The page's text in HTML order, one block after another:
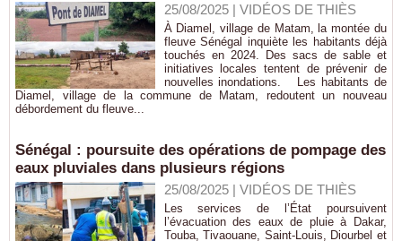
25/08/2025| VIDÉOS DE THIÈS
À Diamel, village de Matam, la montée du
fleuve Sénégal inquiète les habitants déjà
touchés en 2024. Des sacs de sable et
initiatives locales tentent de prévenir de
nouvelles inondations. Les habitants de
Diamel, village de la commune de Matam, redoutent un nouveau
débordement du fleuve...
Sénégal : poursuite des opérations de pompage des
eaux pluviales dans plusieurs régions
25/08/2025| VIDÉOS DE THIÈS
Les services de l’État poursuivent
l’évacuation des eaux de pluie à Dakar,
Touba, Tivaouane, Saint-Louis, Diourbel et